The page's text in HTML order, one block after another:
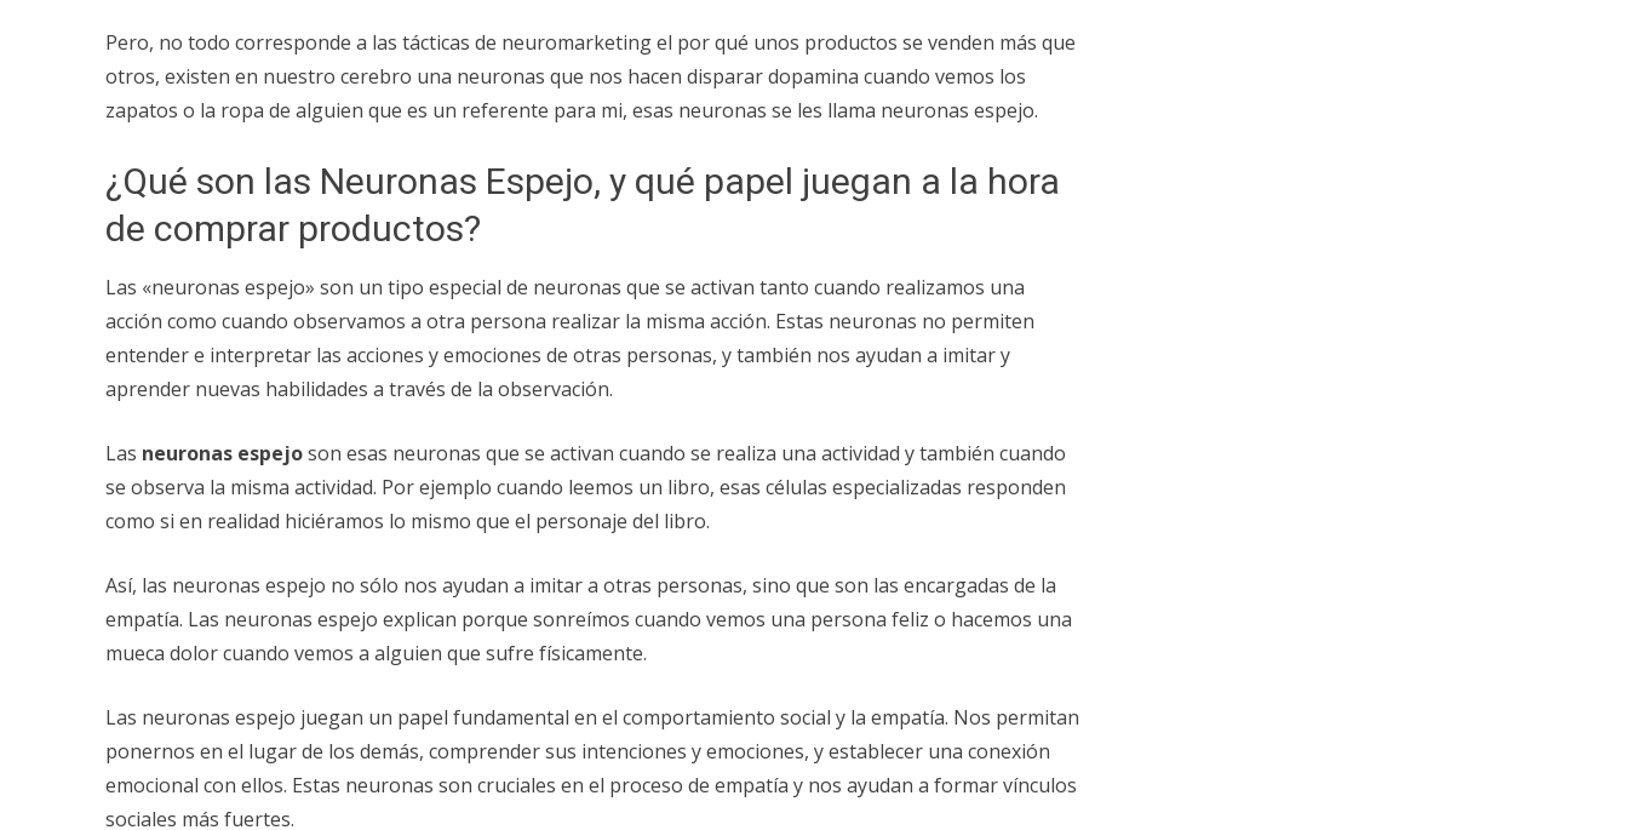
Pero, no todo corresponde a las tácticas de neuromarketing el por qué unos productos se venden más que
otros, existen en nuestro cerebro una neuronas que nos hacen disparar dopamina cuando vemos los
zapatos o la ropa de alguien que es un referente para mi, esas neuronas se les llama neuronas espejo.
¿Qué son las Neuronas Espejo, y qué papel juegan a la hora
de comprar productos?
Las «neuronas espejo» son un tipo especial de neuronas que se activan tanto cuando realizamos una
acción como cuando observamos a otra persona realizar la misma acción. Estas neuronas no permiten
entender e interpretar las acciones y emociones de otras personas, y también nos ayudan a imitar y
aprender nuevas habilidades a través de la observación.
Las neuronas espejoson esas neuronas que se activan cuando se realiza una actividad y también cuando
se observa la misma actividad. Por ejemplo cuando leemos un libro, esas células especializadas responden
como si en realidad hiciéramos lo mismo que el personaje del libro.
Así, las neuronas espejo no sólo nos ayudan a imitar a otras personas, sino que son las encargadas de la
empatía. Las neuronas espejo explican porque sonreímos cuando vemos una persona feliz o hacemos una
mueca dolor cuando vemos a alguien que sufre físicamente.
Las neuronas espejo juegan un papel fundamental en el comportamiento social y la empatía. Nos permitan
ponernos en el lugar de los demás, comprender sus intenciones y emociones, y establecer una conexión
emocional con ellos. Estas neuronas son cruciales en el proceso de empatía y nos ayudan a formar vínculos
sociales más fuertes.